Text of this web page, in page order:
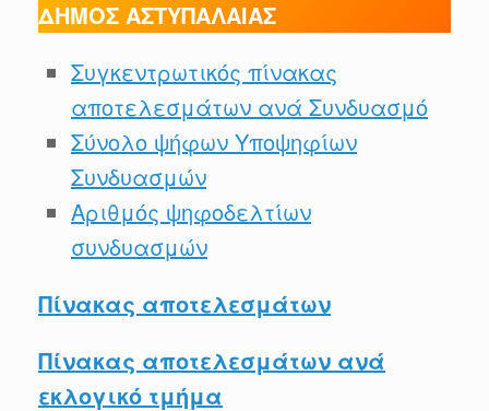
ΔΗΜΟΣ ΑΣΤΥΠΑΛΑΙΑΣ
Συγκεντρωτικός πίνακας
αποτελεσμάτων ανά Συνδυασμό
Σύνολο ψήφων Υποψηφίων
Συνδυασμών
Αριθμός ψηφοδελτίων
συνδυασμών
Πίνακας αποτελεσμάτων
Πίνακας αποτελεσμάτων ανά
εκλογικό τμήμα